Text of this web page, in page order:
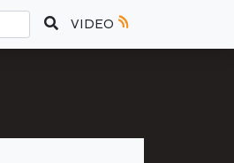
VIDEO